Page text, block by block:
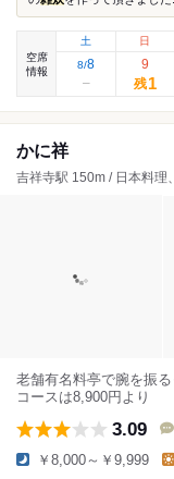
空席
情報
土
8/8
日
9
残1
かに祥
吉祥寺駅 150m / 日本料理
老舗有名料亭で腕を振
コースは8,900円より
3.09
￥8,000～￥9,999